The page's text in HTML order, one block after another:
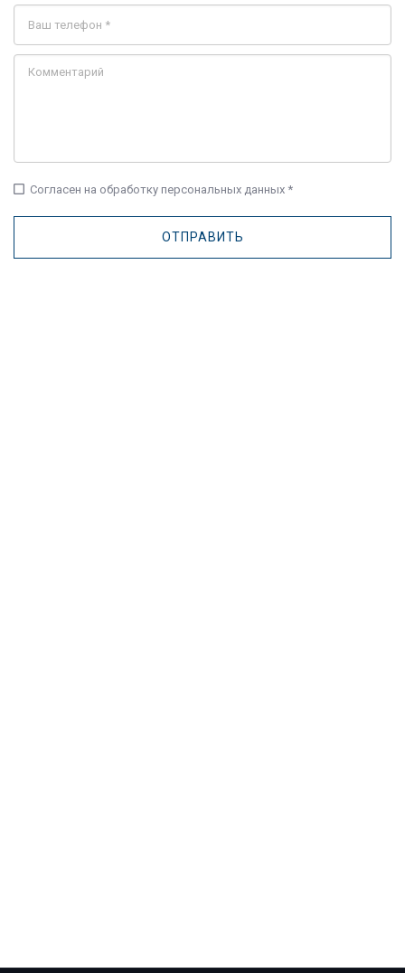
check_box_outline_blank Согласен на обработку персональных данных *